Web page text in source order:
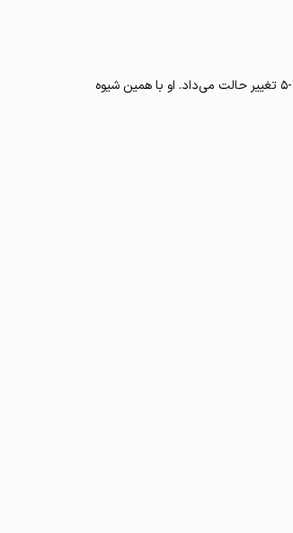
پالادینو فصل را با سیستم ۳-۴-۳ شروع کرد. شکلی از ۳-۴-۳ که دو وینگ‌بک و دو وینگر مقلوب (inverted‌) دارد. در این حالت تیم در فاز دفاعی به ۱-۴-۵ تغییر حالت می‌داد. او با همین شیوه